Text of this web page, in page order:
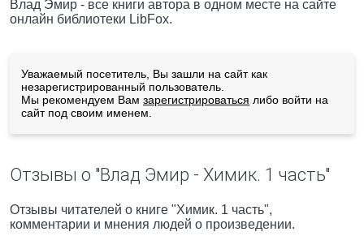
Влад Эмир - все книги автора в одном месте на сайте
онлайн библиотеки LibFox.
Уважаемый посетитель, Вы зашли на сайт как
незарегистрированный пользователь.
Мы рекомендуем Вам зарегистрироваться либо войти на
сайт под своим именем.
Отзывы о "Влад Эмир - Химик. 1 часть"
Отзывы читателей о книге "Химик. 1 часть",
комментарии и мнения людей о произведении.